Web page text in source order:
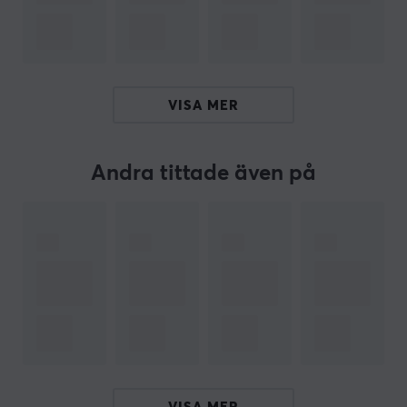
maximera din reaktionsförmåga och därmed öka dina
VISA MER
Andra tittade även på